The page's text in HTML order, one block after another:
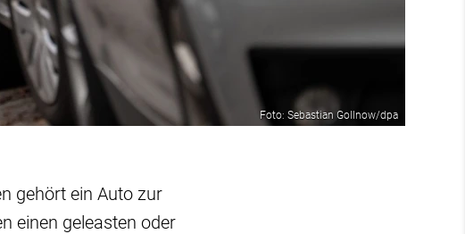
Foto: Sebastian Gollnow/dpa
gehört ein Auto zur
einen geleasten oder